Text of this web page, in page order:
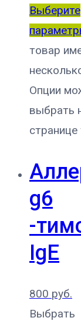
Выберите
товар
Опции
выбрать
странице
g6
-
IgE
800 руб.
Выбрать